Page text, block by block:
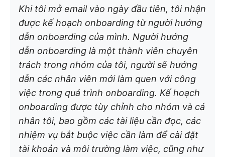
Khi tôi mở email vào ngày đầu tiên, tôi nhận
được kế hoạch onboarding từ người hướng
dẫn onboarding của mình. Người hướng
dẫn onboarding là một thành viên chuyên
trách trong nhóm của tôi, người sẽ hướng
dẫn các nhân viên mới làm quen với công
việc trong quá trình onboarding. Kế hoạch
onboarding được tùy chỉnh cho nhóm và cá
nhân tôi, bao gồm các tài liệu cần đọc, các
nhiệm vụ bắt buộc việc cần làm để cài đặt
tài khoản và môi trường làm việc, cũng như